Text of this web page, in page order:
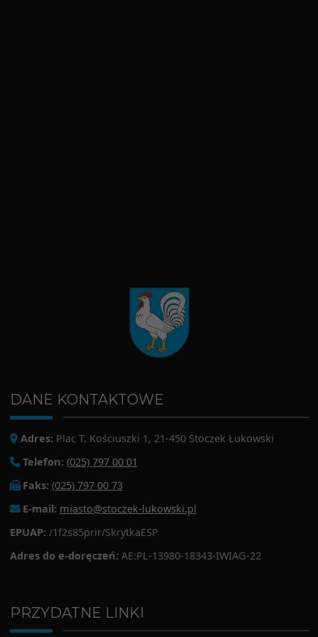
DANE KONTAKTOWE
Adres: Plac T. Kościuszki 1, 21-450 Stoczek Łukowski
Telefon: (025) 797 00 01
Faks: (025) 797 00 73
E-mail: miasto@stoczek-lukowski.pl
EPUAP: /1f2s85prir/SkrytkaESP
Adres do e-doręczeń: AE:PL-13980-18343-IWIAG-22
PRZYDATNE LINKI